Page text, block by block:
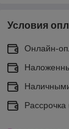
Условия
Онлайн-